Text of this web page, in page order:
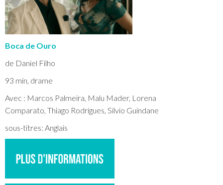
Boca de Ouro
de Daniel Filho
93 min, drame
Avec : Marcos Palmeira, Malu Mader, Lorena
Comparato, Thiago Rodrigues, Silvio Guindane
sous-titres: Anglais